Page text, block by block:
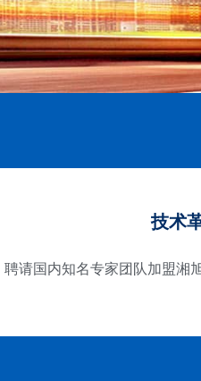
技术
请国内知名专家团队加盟湘